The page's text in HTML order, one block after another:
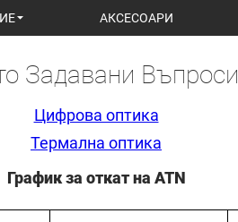
АКСЕСОАРИ
Задавани Въпроси
Цифрова оптика
Термална оптика
График за откат на ATN